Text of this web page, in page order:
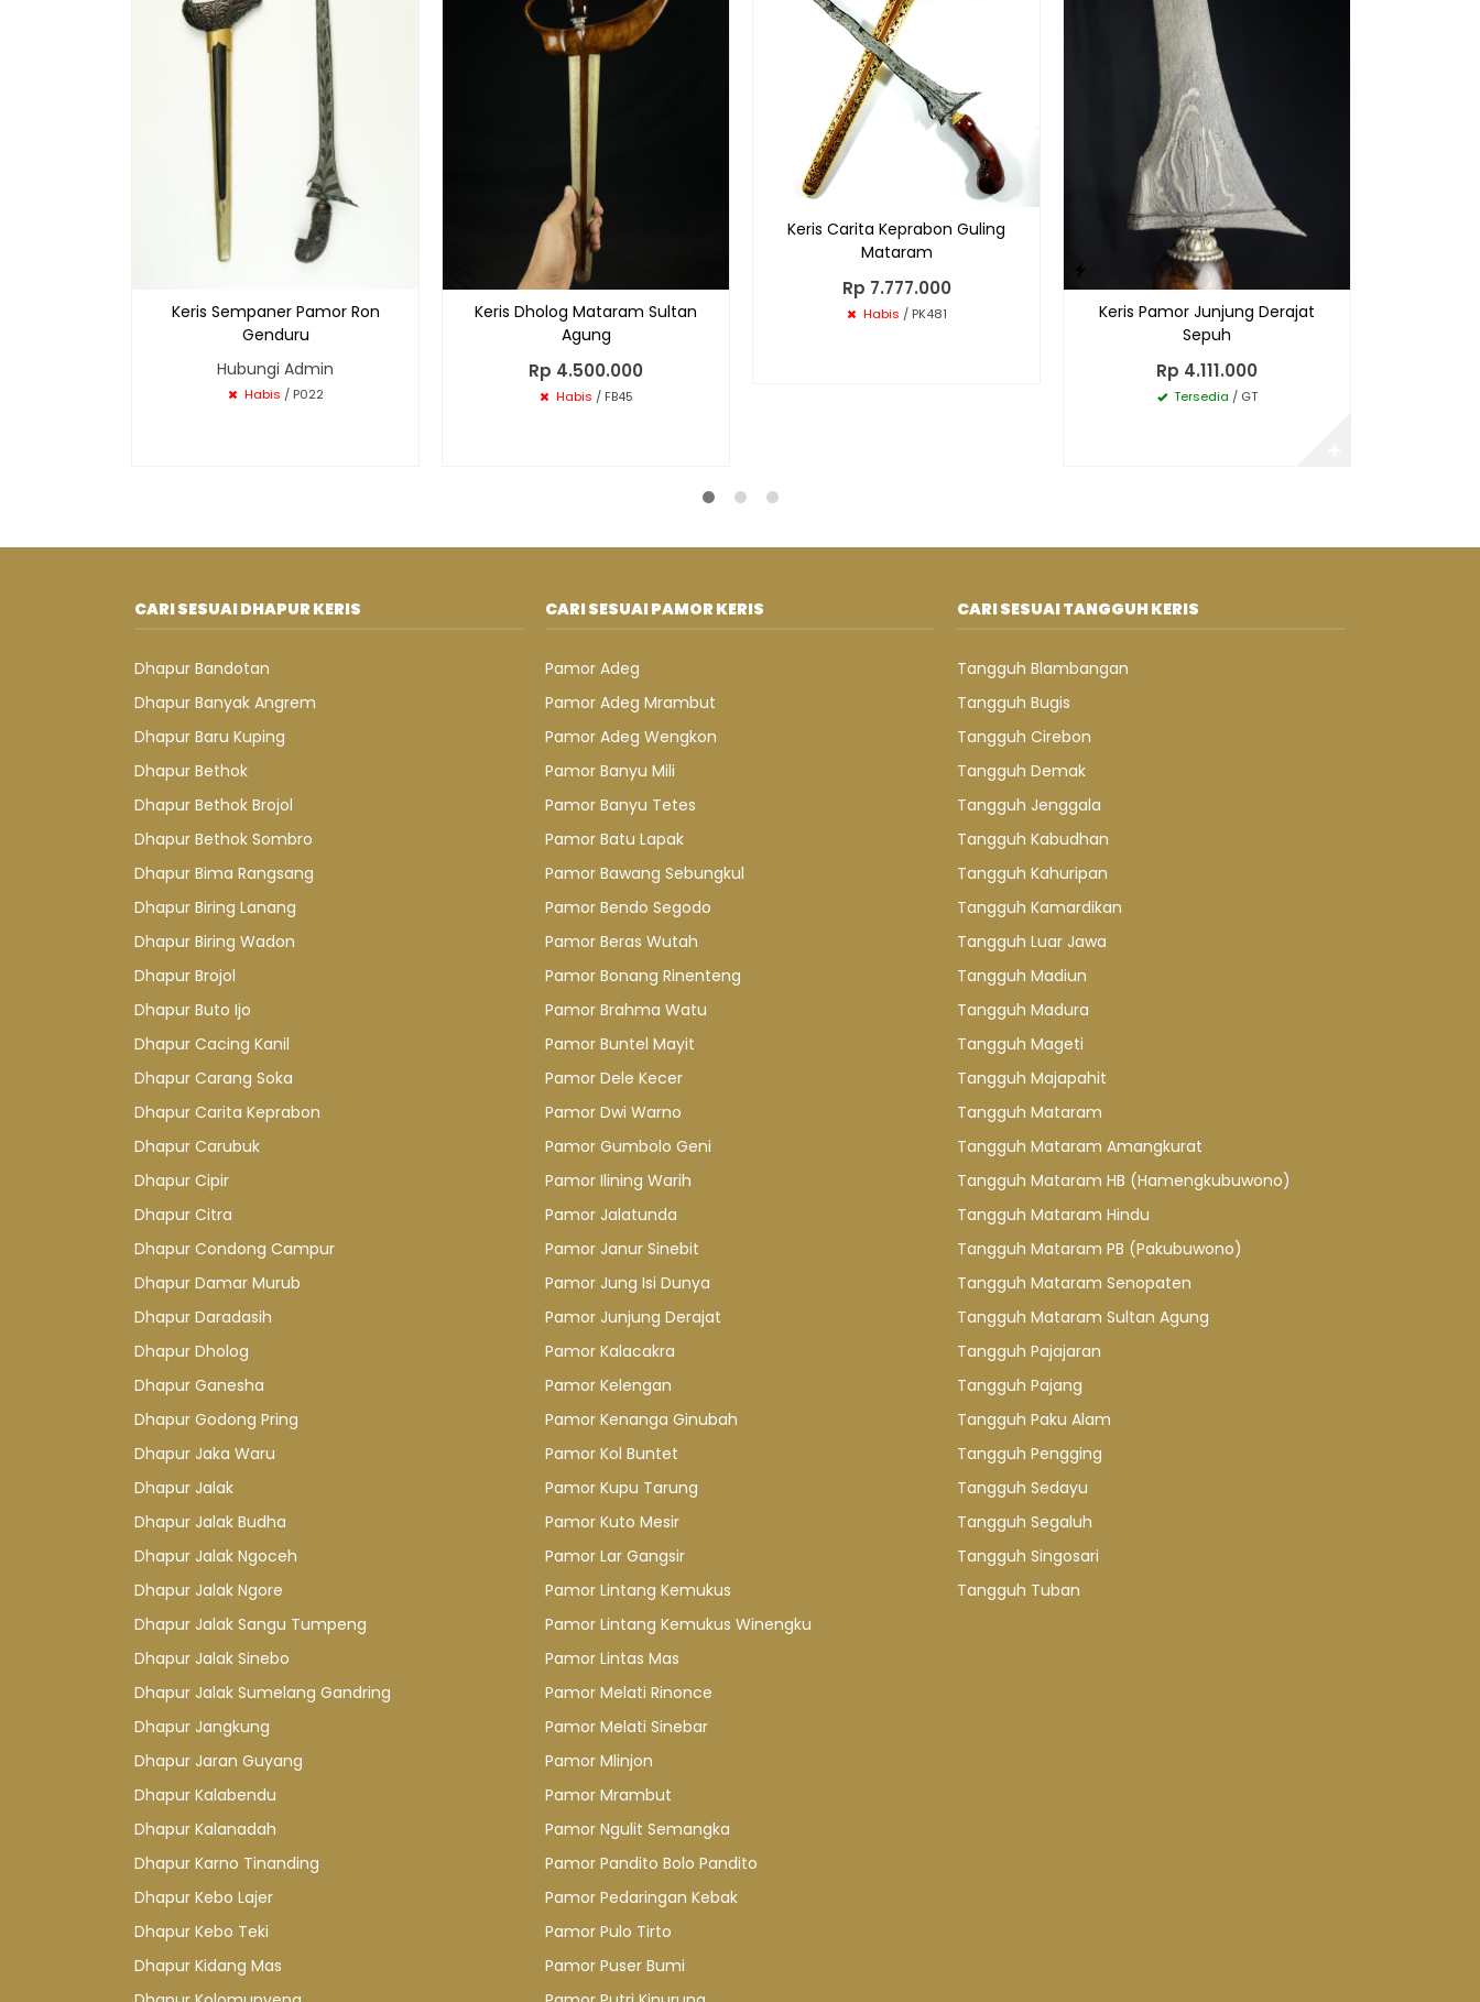
Keris Sempaner Pamor Ron
Genduru
Hubungi Admin
Habis / P022
Keris Dholog Mataram Sultan
Agung
Rp 4.500.000
Habis / FB45
Keris Carita Keprabon Guling
Mataram
Rp 7.777.000
Habis / PK481
Keris Pamor Junjung Derajat
Sepuh
Rp 4.111.000
Tersedia / GT
CARI SESUAI DHAPUR KERIS
Dhapur Bandotan
Dhapur Banyak Angrem
Dhapur Baru Kuping
Dhapur Bethok
Dhapur Bethok Brojol
Dhapur Bethok Sombro
Dhapur Bima Rangsang
Dhapur Biring Lanang
Dhapur Biring Wadon
Dhapur Brojol
Dhapur Buto Ijo
Dhapur Cacing Kanil
Dhapur Carang Soka
Dhapur Carita Keprabon
Dhapur Carubuk
Dhapur Cipir
Dhapur Citra
Dhapur Condong Campur
Dhapur Damar Murub
Dhapur Daradasih
Dhapur Dholog
Dhapur Ganesha
Dhapur Godong Pring
Dhapur Jaka Waru
Dhapur Jalak
Dhapur Jalak Budha
Dhapur Jalak Ngoceh
Dhapur Jalak Ngore
Dhapur Jalak Sangu Tumpeng
Dhapur Jalak Sinebo
Dhapur Jalak Sumelang Gandring
Dhapur Jangkung
Dhapur Jaran Guyang
Dhapur Kalabendu
Dhapur Kalanadah
Dhapur Karno Tinanding
Dhapur Kebo Lajer
Dhapur Kebo Teki
Dhapur Kidang Mas
CARI SESUAI PAMOR KERIS
Pamor Adeg
Pamor Adeg Mrambut
Pamor Adeg Wengkon
Pamor Banyu Mili
Pamor Banyu Tetes
Pamor Batu Lapak
Pamor Bawang Sebungkul
Pamor Bendo Segodo
Pamor Beras Wutah
Pamor Bonang Rinenteng
Pamor Brahma Watu
Pamor Buntel Mayit
Pamor Dele Kecer
Pamor Dwi Warno
Pamor Gumbolo Geni
Pamor Ilining Warih
Pamor Jalatunda
Pamor Janur Sinebit
Pamor Jung Isi Dunya
Pamor Junjung Derajat
Pamor Kalacakra
Pamor Kelengan
Pamor Kenanga Ginubah
Pamor Kol Buntet
Pamor Kupu Tarung
Pamor Kuto Mesir
Pamor Lar Gangsir
Pamor Lintang Kemukus
Pamor Lintang Kemukus Winengku
Pamor Lintas Mas
Pamor Melati Rinonce
Pamor Melati Sinebar
Pamor Mlinjon
Pamor Mrambut
Pamor Ngulit Semangka
Pamor Pandito Bolo Pandito
Pamor Pedaringan Kebak
Pamor Pulo Tirto
Pamor Puser Bumi
CARI SESUAI TANGGUH KERIS
Tangguh Blambangan
Tangguh Bugis
Tangguh Cirebon
Tangguh Demak
Tangguh Jenggala
Tangguh Kabudhan
Tangguh Kahuripan
Tangguh Kamardikan
Tangguh Luar Jawa
Tangguh Madiun
Tangguh Madura
Tangguh Mageti
Tangguh Majapahit
Tangguh Mataram
Tangguh Mataram Amangkurat
Tangguh Mataram HB (Hamengkubuwono)
Tangguh Mataram Hindu
Tangguh Mataram PB (Pakubuwono)
Tangguh Mataram Senopaten
Tangguh Mataram Sultan Agung
Tangguh Pajajaran
Tangguh Pajang
Tangguh Paku Alam
Tangguh Pengging
Tangguh Sedayu
Tangguh Segaluh
Tangguh Singosari
Tangguh Tuban